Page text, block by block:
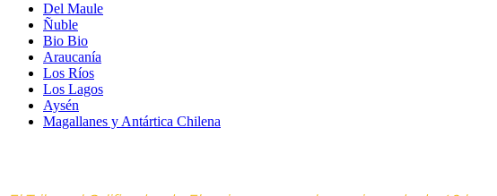
Del Maule
Ñuble
Bio Bio
Araucanía
Los Ríos
Los Lagos
Aysén
Magallanes y Antártica Chilena